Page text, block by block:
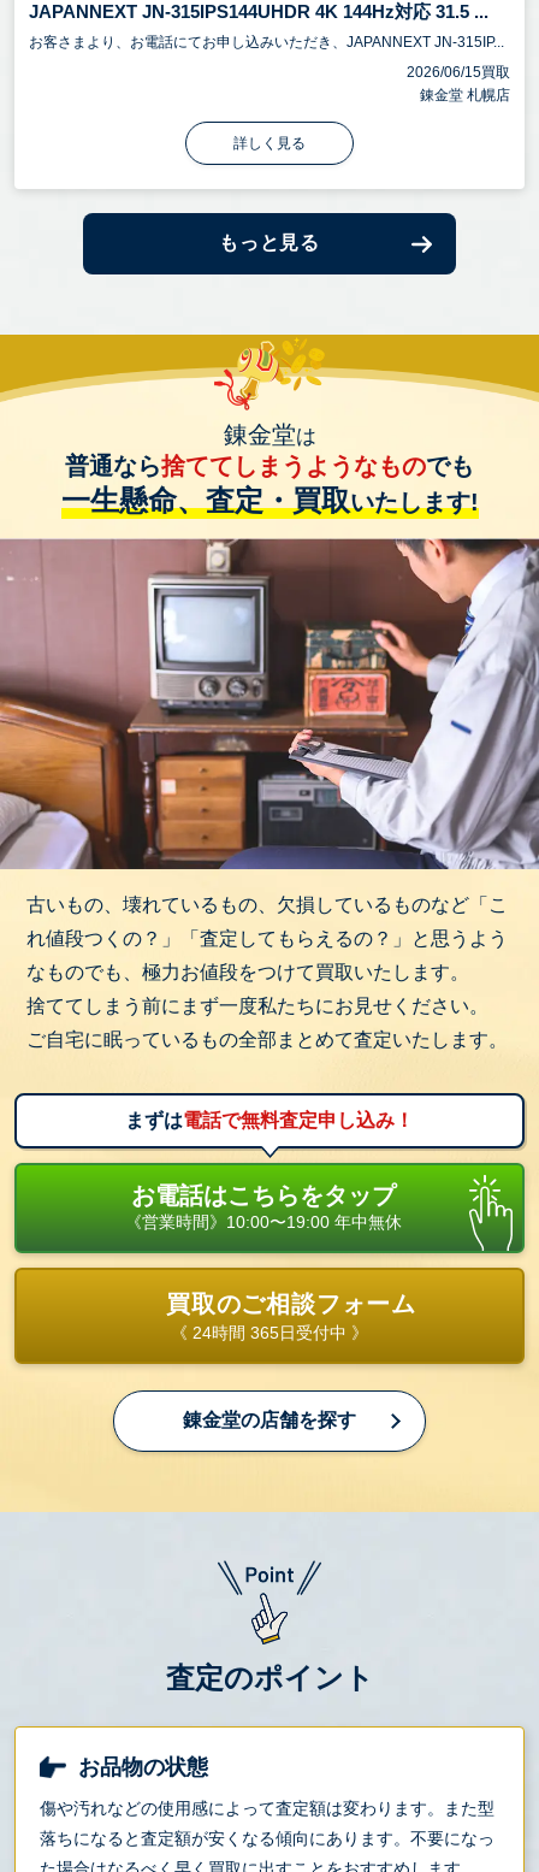
JAPANNEXT JN-315IPS144UHDR 4K 144Hz対応 31.5 ...
お客さまより、お電話にてお申し込みいただき、JAPANNEXT JN-315IP...
2026/06/15買取
錬金堂 札幌店
詳しく見る
もっと見る
錬金堂は
普通なら捨ててしまうようなものでも
一生懸命、査定・買取いたします!
古いもの、壊れているもの、欠損しているものなど「こ
れ値段つくの？」「査定してもらえるの？」と思うよう
なものでも、極力お値段をつけて買取いたします。
捨ててしまう前にまず一度私たちにお見せください。
ご自宅に眠っているもの全部まとめて査定いたします。
まずは電話で無料査定申し込み！
お電話はこちらをタップ
《営業時間》10:00〜19:00 年中無休
買取のご相談フォーム
《 24時間 365日受付中 》
錬金堂の店舗を探す
査定のポイント
お品物の状態
傷や汚れなどの使用感によって査定額は変わります。また型
落ちになると査定額が安くなる傾向にあります。不要になっ
た場合はなるべく早く買取に出すことをおすすめします。